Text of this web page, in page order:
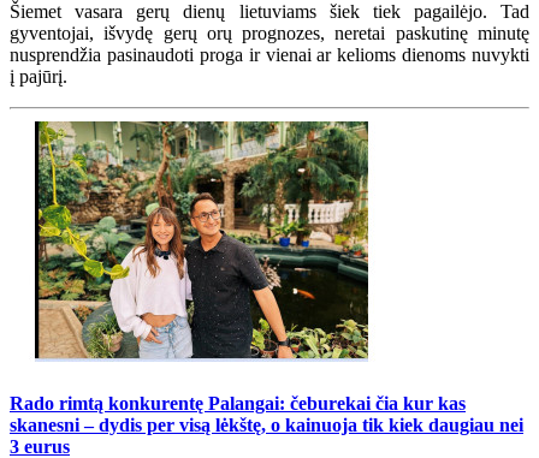
Šiemet vasara gerų dienų lietuviams šiek tiek pagailėjo. Tad
gyventojai, išvydę gerų orų prognozes, neretai paskutinę minutę
nusprendžia pasinaudoti proga ir vienai ar kelioms dienoms nuvykti
į pajūrį.
Rado rimtą konkurentę Palangai: čeburekai čia kur kas
skanesni – dydis per visą lėkštę, o kainuoja tik kiek daugiau nei
3 eurus